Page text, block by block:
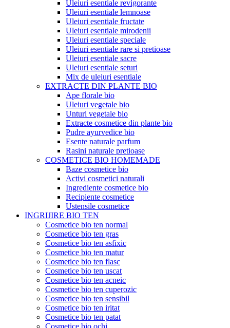
Uleiuri esentiale revigorante
Uleiuri esentiale lemnoase
Uleiuri esentiale fructate
Uleiuri esentiale mirodenii
Uleiuri esentiale speciale
Uleiuri esentiale rare si pretioase
Uleiuri esentiale sacre
Uleiuri esentiale seturi
Mix de uleiuri esentiale
EXTRACTE DIN PLANTE BIO
Ape florale bio
Uleiuri vegetale bio
Unturi vegetale bio
Extracte cosmetice din plante bio
Pudre ayurvedice bio
Esente naturale parfum
Rasini naturale pretioase
COSMETICE BIO HOMEMADE
Baze cosmetice bio
Activi cosmetici naturali
Ingrediente cosmetice bio
Recipiente cosmetice
Ustensile cosmetice
INGRIJIRE BIO TEN
Cosmetice bio ten normal
Cosmetice bio ten gras
Cosmetice bio ten asfixic
Cosmetice bio ten matur
Cosmetice bio ten flasc
Cosmetice bio ten uscat
Cosmetice bio ten acneic
Cosmetice bio ten cuperozic
Cosmetice bio ten sensibil
Cosmetice bio ten iritat
Cosmetice bio ten patat
Cosmetice bio ochi